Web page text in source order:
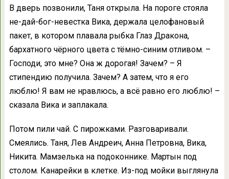
В дверь позвонили, Таня открыла. На пороге стояла
не-дай-бог-невестка Вика, держала целофановый
пакет, в котором плавала рыбка Глаз Дракона,
бархатного чёрного цвета с тёмно-синим отливом. –
Господи, это мне? Она ж дорогая! Зачем? – Я
стипендию получила. Зачем? А затем, что я его
люблю! Я вам не нравлюсь, а всё равно его люблю! –
сказала Вика и заплакала.
Потом пили чай. С пирожками. Разговаривали.
Смеялись. Таня, Лев Андреич, Анна Петровна, Вика,
Никита. Мамзелька на подоконнике. Мартын под
столом. Канарейки в клетке. Из-под мойки выглянула